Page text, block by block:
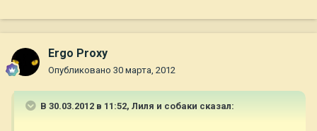
Ergo Proxy
Опубликовано 30 марта, 2012
В 30.03.2012 в 11:52, Лиля и собаки сказал: